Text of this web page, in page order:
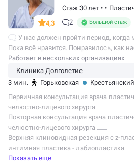
4,3
Стаж 30 лет • •
2
Большой стаж
У нас должен пройти период,
Пока всё нравится. Понравилось, как
здесь отопластику дочери. Ребёнку
Перенесла процедуру…
Работает в нескольких организациях
3 мин. Горьковская
Первичная консультация врача
челюстно-лицевого хирурга
Повторная консультация врача
челюстно-лицевого хирурга
Верхняя клиновидная резекция с z-
интимная пластика - лабиопластика
Показать еще